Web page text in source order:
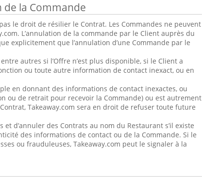
de la Commande
le droit de résilier le Contrat. Les Commandes ne peuvent
L’annulation de la commande par le Client auprès du
explicitement que l’annulation d’une Commande par le
autres si l’Offre n’est plus disponible, si le Client a
ou toute autre information de contact inexact, ou en
en donnant des informations de contact inexactes, ou
ou de retrait pour recevoir la Commande) ou est autrement
Takeaway.com sera en droit de refuser toute future
d’annuler des Contrats au nom du Restaurant s’il existe
des informations de contact ou de la Commande. Si le
ou frauduleuses, Takeaway.com peut le signaler à la